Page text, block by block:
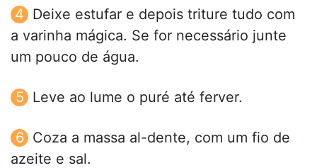
Deixe estufar e depois triture tudo com
a varinha mágica. Se for necessário junte
um pouco de água.
Leve ao lume o puré até ferver.
Coza a massa al-dente, com um fio de
azeite e sal.